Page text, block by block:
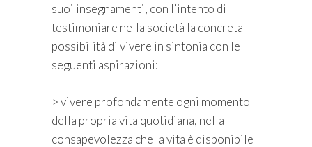
suoi insegnamenti, con l’intento di
testimoniare nella società la concreta
possibilità di vivere in sintonia con le
seguenti aspirazioni:
> vivere profondamente ogni momento
della propria vita quotidiana, nella
consapevolezza che la vita è disponibile